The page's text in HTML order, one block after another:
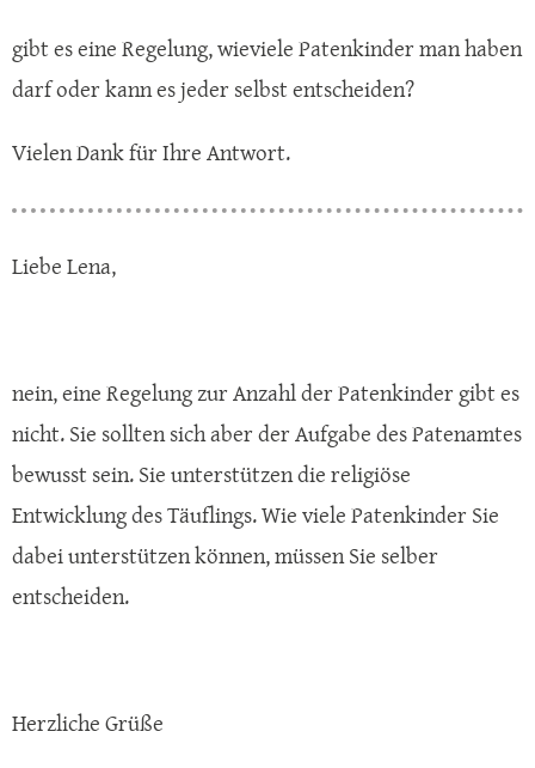
gibt es eine Regelung, wieviele Patenkinder man haben
darf oder kann es jeder selbst entscheiden?
Vielen Dank für Ihre Antwort.
Liebe Lena,
nein, eine Regelung zur Anzahl der Patenkinder gibt es
nicht. Sie sollten sich aber der Aufgabe des Patenamtes
bewusst sein. Sie unterstützen die religiöse
Entwicklung des Täuflings. Wie viele Patenkinder Sie
dabei unterstützen können, müssen Sie selber
entscheiden.
Herzliche Grüße